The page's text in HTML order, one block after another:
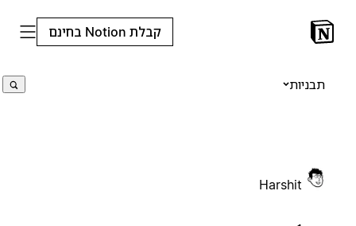
קבלת Notion בחינם
תבניות
Harshit